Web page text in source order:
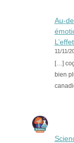
Au-
11/11/
[…]
bien